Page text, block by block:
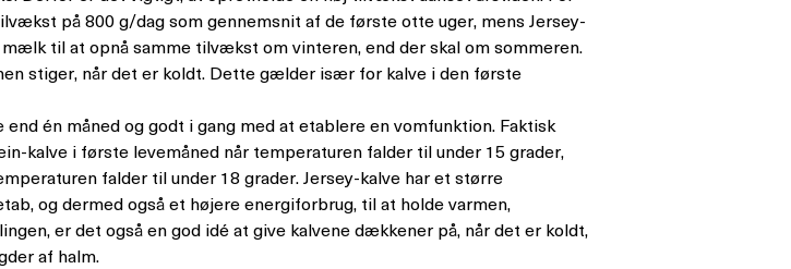
på 800 g/dag som gennemsnit af de første otte uger, mens Jersey-
til at opnå samme tilvækst om vinteren, end der skal om sommeren.
stiger, når det er koldt. Dette gælder især for kalve i den første
én måned og godt i gang med at etablere en vomfunktion. Faktisk
kalve i første levemåned når temperaturen falder til under 15 grader,
falder til under 18 grader. Jersey-kalve har et større
og dermed også et højere energiforbrug, til at holde varmen,
er det også en god idé at give kalvene dækkener på, når det er koldt,
af halm.